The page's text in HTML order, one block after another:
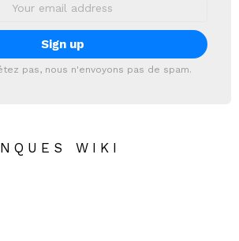
pas, nous n'envoyons pas de spam.
WIKI